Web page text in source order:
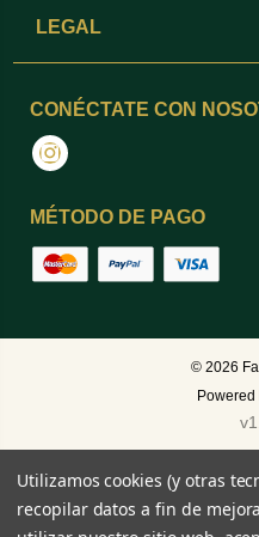
LEGAL
CONÉCTATE CON
Instagram
MÉTODO DE PAGO
© 2026
Powered
Utilizamos cookies (y otras
recopilar datos a fin de